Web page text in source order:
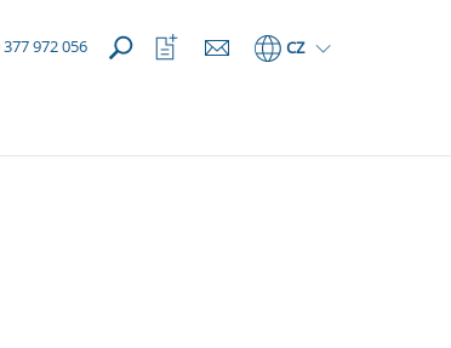
377 972 056 CZ
Otevřít
seznam